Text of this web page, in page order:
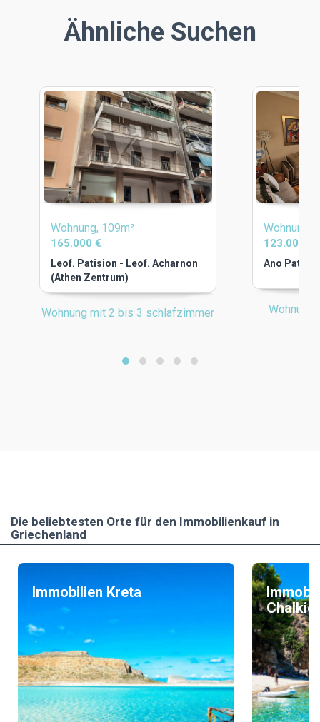
Ähnliche Suchen
Wohnung, 109m²
165.000 €
Leof. Patision - Leof. Acharnon
(Athen Zentrum)
Wohnung mit 2 bis 3 schlafzimmer
Wohnung,
123.000 €
Ano
Wohnung
Die beliebtesten Οrte für den Immobilienkauf in
Griechenland
Immobilien Kreta